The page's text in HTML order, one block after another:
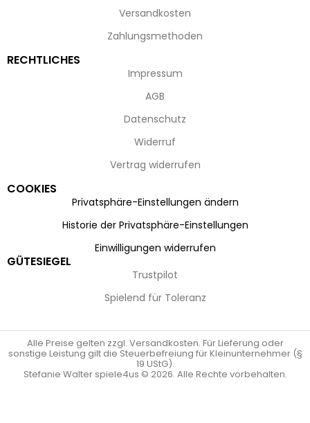
Versandkosten
Zahlungsmethoden
RECHTLICHES
Impressum
AGB
Datenschutz
Widerruf
Vertrag widerrufen
COOKIES
Privatsphäre-Einstellungen ändern
Historie der Privatsphäre-Einstellungen
Einwilligungen widerrufen
GÜTESIEGEL
Trustpilot
Spielend für Toleranz
Alle Preise gelten zzgl. Versandkosten. Für Lieferung oder
sonstige Leistung gilt die Steuerbefreiung für Kleinunternehmer (§
19 UStG).
Stefanie Walter spiele4us © 2026. Alle Rechte vorbehalten.